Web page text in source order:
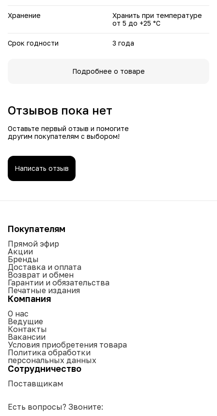
Хранение
Хранить при температуре
от 5 до +25 °С
Срок годности 3 года
Подробнее о товаре
Отзывов пока нет
Оставьте первый отзыв и помогите
другим покупателям с выбором!
Написать отзыв
Покупателям
Прямой эфир
Акции
Бренды
Доставка и оплата
Возврат и обмен
Гарантии и обязательства
Печатные издания
Компания
О нас
Ведущие
Контакты
Вакансии
Условия приобретения товара
Политика обработки
персональных данных
Сотрудничество
Поставщикам
Есть вопросы? Звоните: